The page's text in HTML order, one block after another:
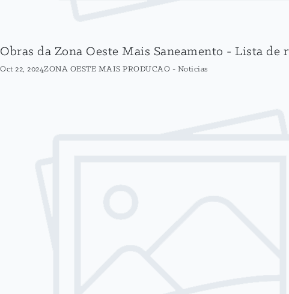
Obras da Zona Oeste Mais Saneamento - Lista de
Oct 22, 2024ZONA OESTE MAIS PRODUCAO - Noticias